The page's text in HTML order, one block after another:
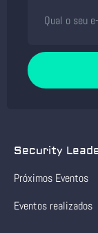
Security
Próximos Eventos
Eventos realizados